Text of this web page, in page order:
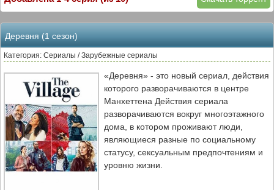
Деревня (1 сезон)
Категория: Сериалы / Зарубежные сериалы
«Деревня» - это новый сериал, действия
которого разворачиваются в центре
Манхеттена Действия сериала
разворачиваются вокруг многоэтажного
дома, в котором проживают люди,
являющиеся разные по социальному
статусу, сексуальным предпочтениям и
уровню жизни.